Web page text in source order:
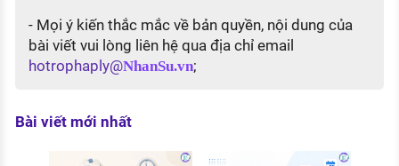
- Mọi ý kiến thắc mắc về bản quyền, nội dung của
bài viết vui lòng liên hệ qua địa chỉ email
hotrophaply@NhanSu.vn;
Bài viết mới nhất